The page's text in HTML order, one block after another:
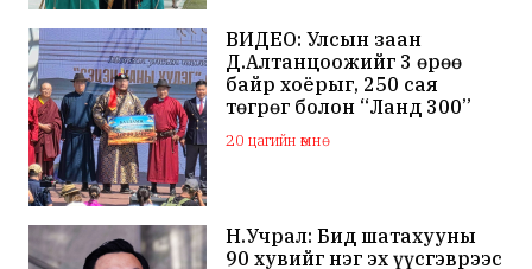
ВИДЕО: Улсын заан
Д.Алтанцоожийг 3 өрөө
байр хоёрыг, 250 сая
төгрөг болон “Ланд 300”
маркийн автомашинаар
мялаажээ
20 цагийн өмнө
Н.Учрал: Бид шатахууны
90 хувийг нэг эх үүсгэврээс